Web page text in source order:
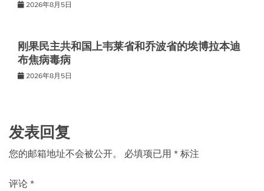
2026年8月5日
刚果民主共和国上韦莱省和乔波省的埃博拉本迪
布焦病毒病
2026年8月5日
发表回复
您的邮箱地址不会被公开。 必填项已用 * 标注
评论 *